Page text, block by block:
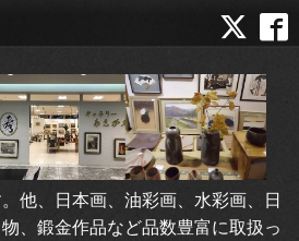
他、日本画、油彩画、水彩画、日
、鍛金作品など品数豊富に取扱っ